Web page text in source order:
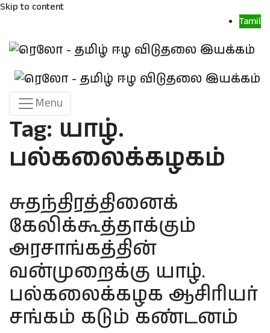
Skip to content
Tamil
Menu
Tag: யாழ்.
பல்கலைக்கழகம்
சுதந்திரத்தினைக்
கேலிக்கூத்தாக்கும்
அரசாங்கத்தின்
வன்முறைக்கு யாழ்.
பல்கலைக்கழக ஆசிரியர்
சங்கம் கடும் கண்டனம்